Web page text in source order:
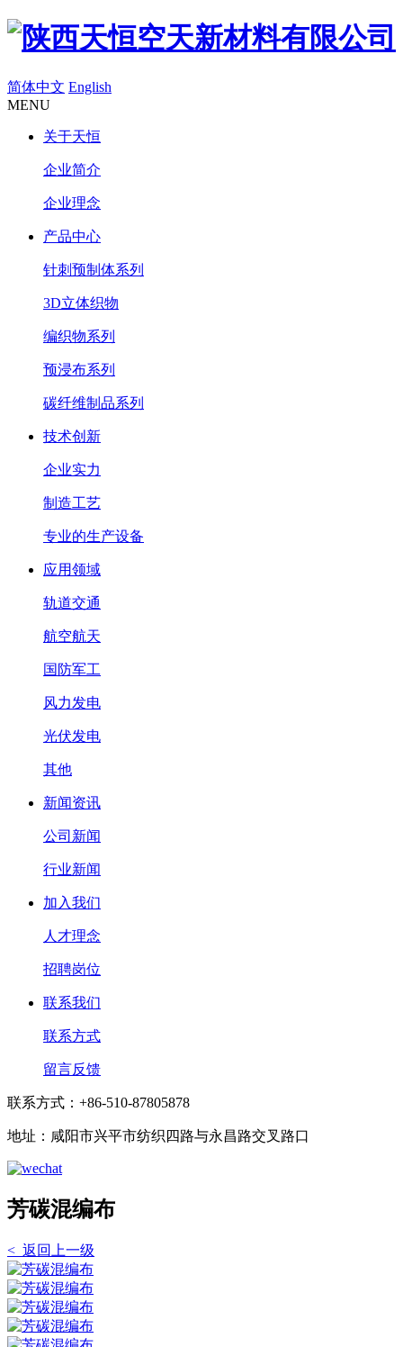
简体中文 English
MENU
关于天恒
企业简介
企业理念
产品中心
针刺预制体系列
3D立体织物
编织物系列
预浸布系列
碳纤维制品系列
技术创新
企业实力
制造工艺
专业的生产设备
应用领域
轨道交通
航空航天
国防军工
风力发电
光伏发电
其他
新闻资讯
公司新闻
行业新闻
加入我们
人才理念
招聘岗位
联系我们
联系方式
留言反馈
联系方式：+86-510-87805878
地址：咸阳市兴平市纺织四路与永昌路交叉路口
芳碳混编布
< 返回上一级